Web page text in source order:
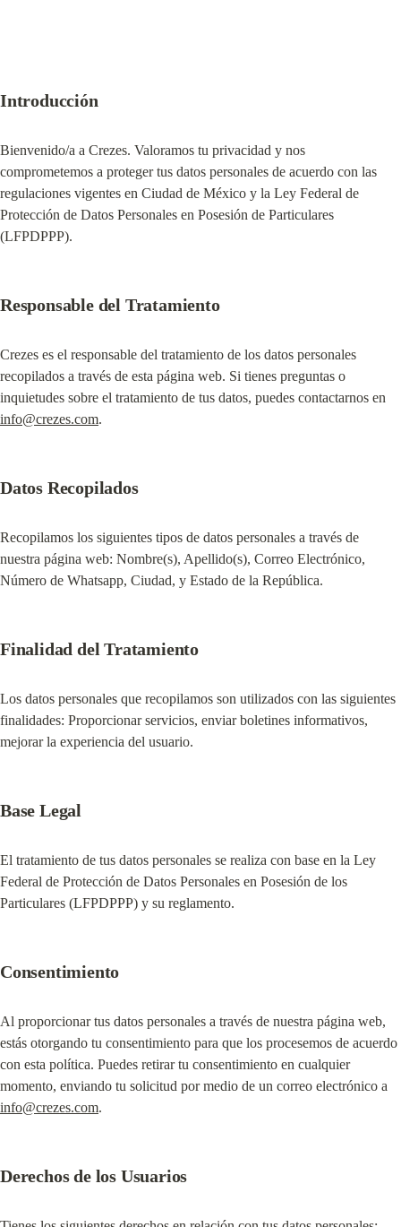
Introducción
Bienvenido/a a Crezes. Valoramos tu privacidad y nos
comprometemos a proteger tus datos personales de acuerdo con las
regulaciones vigentes en Ciudad de México y la Ley Federal de
Protección de Datos Personales en Posesión de Particulares
(LFPDPPP).
Responsable del Tratamiento
Crezes es el responsable del tratamiento de los datos personales
recopilados a través de esta página web. Si tienes preguntas o
info@crezes.com.
Datos Recopilados
Recopilamos los siguientes tipos de datos personales a través de
nuestra página web: Nombre(s), Apellido(s), Correo Electrónico,
Número de Whatsapp, Ciudad, y Estado de la República.
Finalidad del Tratamiento
Los datos personales que recopilamos son utilizados con las siguientes
finalidades: Proporcionar servicios, enviar boletines informativos,
mejorar la experiencia del usuario.
Base Legal
El tratamiento de tus datos personales se realiza con base en la Ley
Federal de Protección de Datos Personales en Posesión de los
Particulares (LFPDPPP) y su reglamento.
Consentimiento
Al proporcionar tus datos personales a través de nuestra página web,
estás otorgando tu consentimiento para que los procesemos de acuerdo
con esta política. Puedes retirar tu consentimiento en cualquier
info@crezes.com.
Derechos de los Usuarios